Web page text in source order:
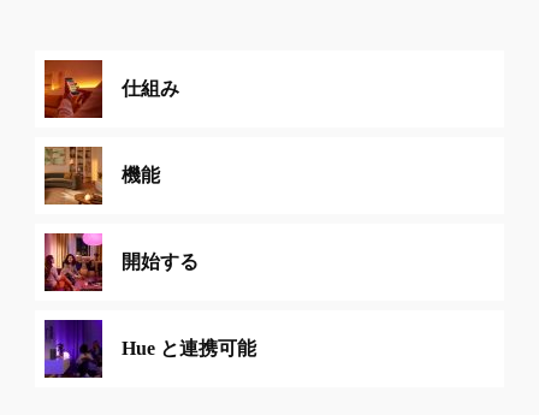
仕組み
機能
開始する
Hue と連携可能